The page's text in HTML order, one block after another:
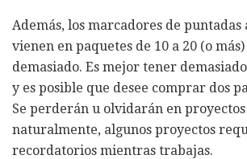
Además, los marcadores de puntadas
vienen en paquetes de 10 a 20 (o más)
demasiado. Es mejor tener
y es posible que desee comprar dos
Se perderán u olvidarán en proyectos
naturalmente, algunos proyectos
recordatorios mientras trabajas.